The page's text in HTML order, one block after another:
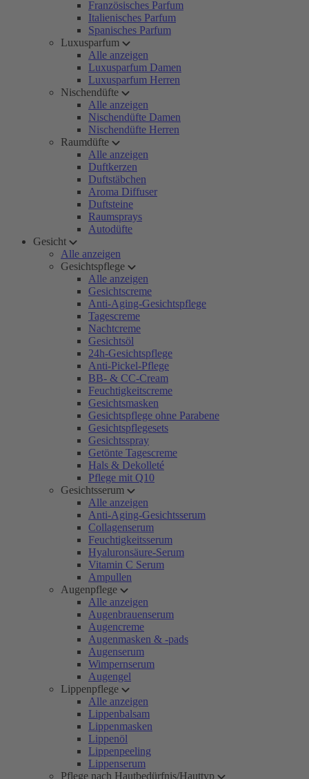
Französisches Parfum
Italienisches Parfum
Spanisches Parfum
Luxusparfum
Alle anzeigen
Luxusparfum Damen
Luxusparfum Herren
Nischendüfte
Alle anzeigen
Nischendüfte Damen
Nischendüfte Herren
Raumdüfte
Alle anzeigen
Duftkerzen
Duftstäbchen
Aroma Diffuser
Duftsteine
Raumsprays
Autodüfte
Gesicht
Alle anzeigen
Gesichtspflege
Alle anzeigen
Gesichtscreme
Anti-Aging-Gesichtspflege
Tagescreme
Nachtcreme
Gesichtsöl
24h-Gesichtspflege
Anti-Pickel-Pflege
BB- & CC-Cream
Feuchtigkeitscreme
Gesichtsmasken
Gesichtspflege ohne Parabene
Gesichtspflegesets
Gesichtsspray
Getönte Tagescreme
Hals & Dekolleté
Pflege mit Q10
Gesichtsserum
Alle anzeigen
Anti-Aging-Gesichtsserum
Collagenserum
Feuchtigkeitsserum
Hyaluronsäure-Serum
Vitamin C Serum
Ampullen
Augenpflege
Alle anzeigen
Augenbrauenserum
Augencreme
Augenmasken & -pads
Augenserum
Wimpernserum
Augengel
Lippenpflege
Alle anzeigen
Lippenbalsam
Lippenmasken
Lippenöl
Lippenpeeling
Lippenserum
Pflege nach Hautbedürfnis/Hauttyp